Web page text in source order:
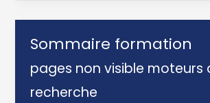
Sommaire formation
pages non visible moteurs
recherche